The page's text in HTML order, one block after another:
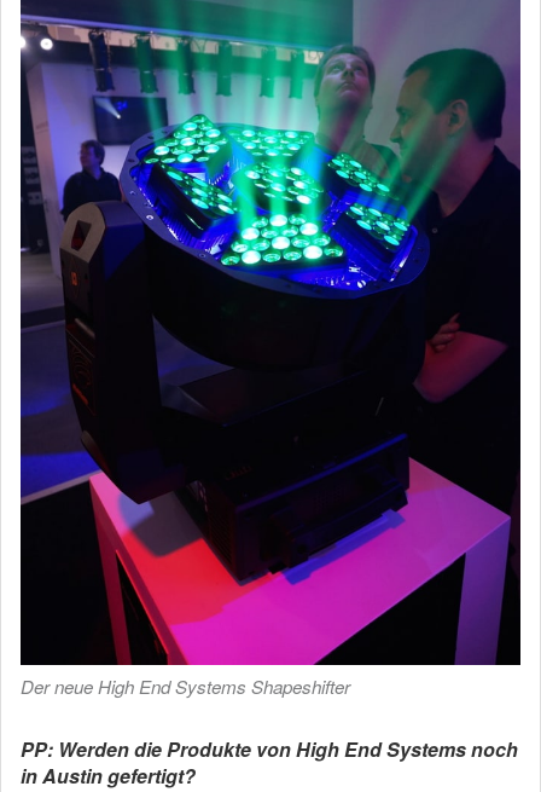
Der neue High End Systems Shapeshifter
PP: Werden die Produkte von High End Systems noch
in Austin gefertigt?